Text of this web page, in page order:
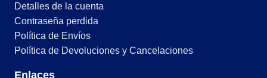
Detalles de la cuenta
Contraseña perdida
Política de Envíos
Política de Devoluciones y Cancelaciones
Enlaces